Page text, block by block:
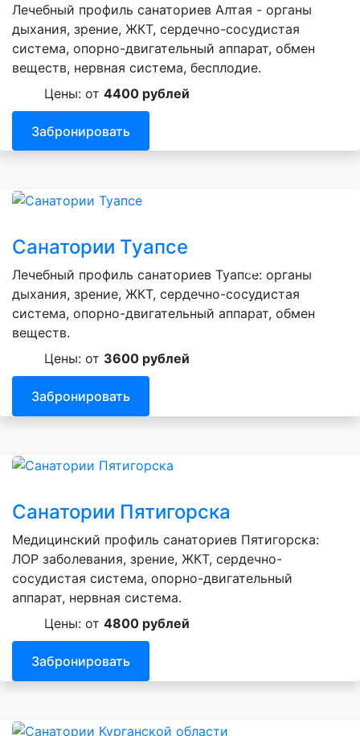
Лечебный профиль санаториев Алтая - органы
дыхания, зрение, ЖКТ, сердечно-сосудистая
система, опорно-двигательный аппарат, обмен
веществ, нервная система, бесплодие.
Цены: от 4400 рублей
Забронировать
Санатории Туапсе
Лечебный профиль санаториев Туапсе: органы
дыхания, зрение, ЖКТ, сердечно-сосудистая
система, опорно-двигательный аппарат, обмен
веществ.
Цены: от 3600 рублей
Забронировать
Санатории Пятигорска
Медицинский профиль санаториев Пятигорска:
ЛОР заболевания, зрение, ЖКТ, сердечно-
сосудистая система, опорно-двигательный
аппарат, нервная система.
Цены: от 4800 рублей
Забронировать